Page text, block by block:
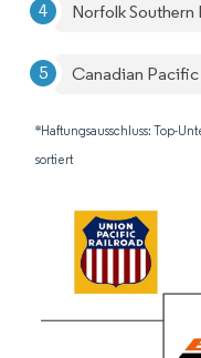
Norfolk Southern
Canadian
*Haftungsausschluss: Top-
sortiert